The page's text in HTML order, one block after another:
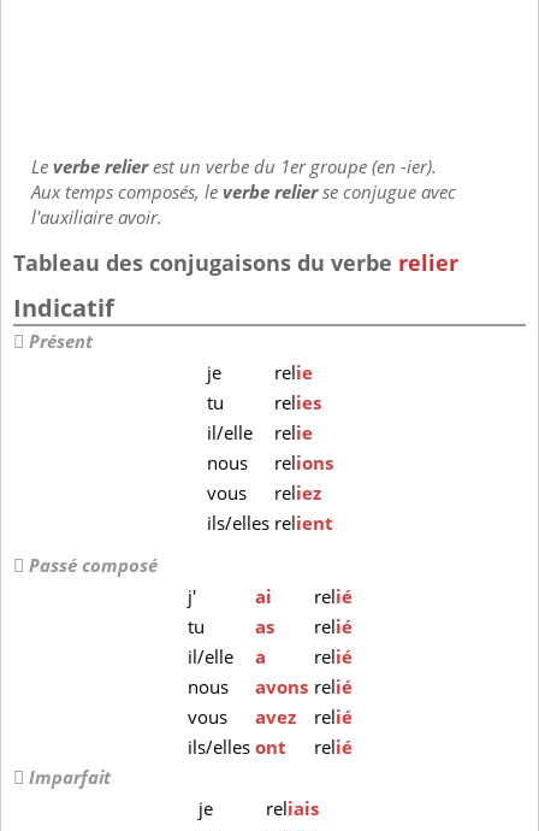
Leverbe relierest un verbe du 1er groupe (en -ier).
Aux temps composés, leverbe relierse conjugue avec
l'auxiliaire avoir.
Tableau des conjugaisons du verbe relier
Indicatif
Présent
je
relie
tu
relies
il/elle
relie
nous
relions
vous
reliez
ils/elles relient
Passé composé
j'
ai relié
tu
as relié
il/elle
a relié
nous
avons relié
vous
avez relié
ils/elles ont relié
Imparfait
je
reliais